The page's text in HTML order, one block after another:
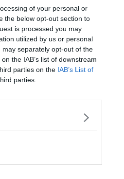
of your personal or
the below opt-out section to
is processed you may
utilized by us or personal
separately opt-out of the
the IAB’s list of downstream
parties on the IAB’s List of
parties.
delle date.
sono
impegno e
invece
della
Ogni
ci fanno
dove ci
e ci